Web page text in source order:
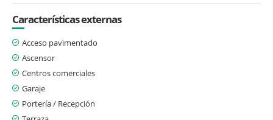
Características externas
Acceso pavimentado
Ascensor
Centros comerciales
Garaje
Portería / Recepción